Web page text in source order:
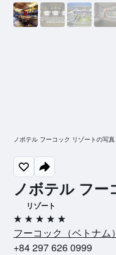
ノボテル フー
リゾート
5つ星
フーコック​（ベトナム​）​
+84 297 626 0999
ノボテル フーコック リゾートの写真